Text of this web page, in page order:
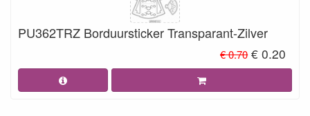
PU362TRZ Borduursticker Transparant-Zilver
€ 0.70 € 0.20